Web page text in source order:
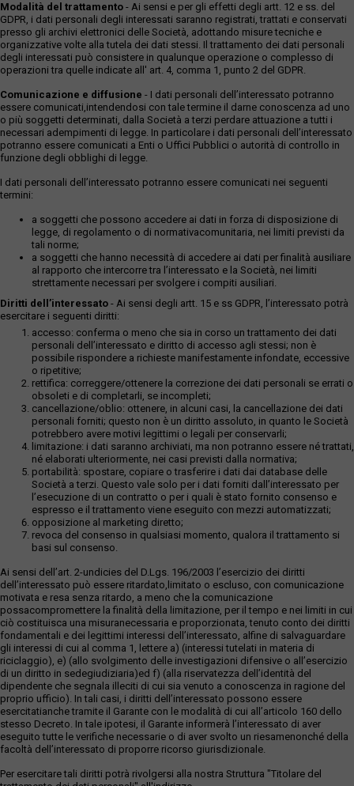
Modalità del trattamento - Ai sensi e per gli effetti degli artt. 12 e ss. del
GDPR, i dati personali degli interessati saranno registrati, trattati e conservati
presso gli archivi elettronici delle Società, adottando misure tecniche e
organizzative volte alla tutela dei dati stessi. Il trattamento dei dati personali
degli interessati può consistere in qualunque operazione o complesso di
operazioni tra quelle indicate all' art. 4, comma 1, punto 2 del GDPR.
Comunicazione e diffusione - I dati personali dell’interessato potranno
essere comunicati,intendendosi con tale termine il darne conoscenza ad uno
o più soggetti determinati, dalla Società a terzi perdare attuazione a tutti i
necessari adempimenti di legge. In particolare i dati personali dell’interessato
potranno essere comunicati a Enti o Uffici Pubblici o autorità di controllo in
funzione degli obblighi di legge.
I dati personali dell’interessato potranno essere comunicati nei seguenti
termini:
a soggetti che possono accedere ai dati in forza di disposizione di
legge, di regolamento o di normativacomunitaria, nei limiti previsti da
tali norme;
a soggetti che hanno necessità di accedere ai dati per finalità ausiliare
al rapporto che intercorre tra l’interessato e la Società, nei limiti
strettamente necessari per svolgere i compiti ausiliari.
Diritti dell’interessato - Ai sensi degli artt. 15 e ss GDPR, l’interessato potrà
esercitare i seguenti diritti:
accesso: conferma o meno che sia in corso un trattamento dei dati
personali dell’interessato e diritto di accesso agli stessi; non è
possibile rispondere a richieste manifestamente infondate, eccessive
o ripetitive;
rettifica: correggere/ottenere la correzione dei dati personali se errati o
obsoleti e di completarli, se incompleti;
cancellazione/oblio: ottenere, in alcuni casi, la cancellazione dei dati
personali forniti; questo non è un diritto assoluto, in quanto le Società
potrebbero avere motivi legittimi o legali per conservarli;
limitazione: i dati saranno archiviati, ma non potranno essere né trattati,
né elaborati ulteriormente, nei casi previsti dalla normativa;
portabilità: spostare, copiare o trasferire i dati dai database delle
Società a terzi. Questo vale solo per i dati forniti dall’interessato per
l’esecuzione di un contratto o per i quali è stato fornito consenso e
espresso e il trattamento viene eseguito con mezzi automatizzati;
opposizione al marketing diretto;
revoca del consenso in qualsiasi momento, qualora il trattamento si
basi sul consenso.
Ai sensi dell’art. 2-undicies del D.Lgs. 196/2003 l’esercizio dei diritti
dell’interessato può essere ritardato,limitato o escluso, con comunicazione
motivata e resa senza ritardo, a meno che la comunicazione
possacompromettere la finalità della limitazione, per il tempo e nei limiti in cui
ciò costituisca una misuranecessaria e proporzionata, tenuto conto dei diritti
fondamentali e dei legittimi interessi dell’interessato, alfine di salvaguardare
gli interessi di cui al comma 1, lettere a) (interessi tutelati in materia di
riciclaggio), e) (allo svolgimento delle investigazioni difensive o all’esercizio
di un diritto in sedegiudiziaria)ed f) (alla riservatezza dell’identità del
dipendente che segnala illeciti di cui sia venuto a conoscenza in ragione del
proprio ufficio). In tali casi, i diritti dell’interessato possono essere
esercitatianche tramite il Garante con le modalità di cui all’articolo 160 dello
stesso Decreto. In tale ipotesi, il Garante informerà l’interessato di aver
eseguito tutte le verifiche necessarie o di aver svolto un riesamenonché della
facoltà dell’interessato di proporre ricorso giurisdizionale.
Per esercitare tali diritti potrà rivolgersi alla nostra Struttura "Titolare del